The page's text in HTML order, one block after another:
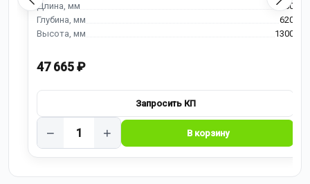
900
620
1300
47 665 ₽
− +